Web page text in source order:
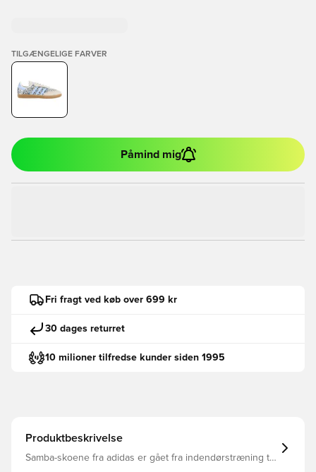
TILGÆNGELIGE FARVER
Påmind mig
Fri fragt ved køb over 699 kr
30 dages returret
10 milioner tilfredse kunder siden 1995
Produktbeskrivelse
Samba-skoene fra adidas er gået fra indendørstræning til